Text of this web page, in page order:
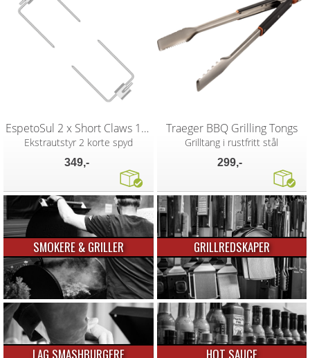
EspetoSul 2 x Short Claws 12cm
Ekstrautstyr 2 korte spyd
349,-
Traeger BBQ Grilling Tongs
Grilltang i rustfritt stål
299,-
SMOKERE & GRILLER GRILLREDSKAPER
LAG SMASHBURGERE HOT SAUCE